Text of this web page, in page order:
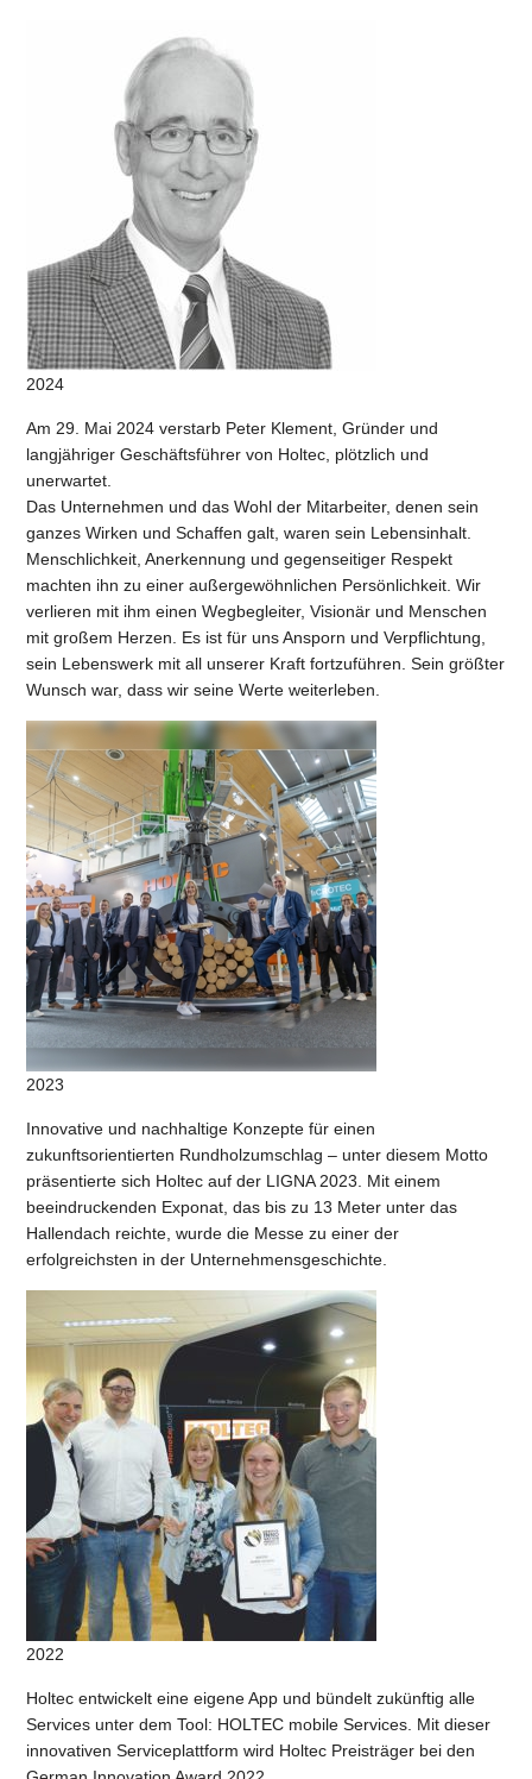
2024
Am 29. Mai 2024 verstarb Peter Klement, Gründer und
langjähriger Geschäftsführer von Holtec, plötzlich und
unerwartet.
Das Unternehmen und das Wohl der Mitarbeiter, denen sein
ganzes Wirken und Schaffen galt, waren sein Lebensinhalt.
Menschlichkeit, Anerkennung und gegenseitiger Respekt
machten ihn zu einer außergewöhnlichen Persönlichkeit. Wir
verlieren mit ihm einen Wegbegleiter, Visionär und Menschen
mit großem Herzen. Es ist für uns Ansporn und Verpflichtung,
sein Lebenswerk mit all unserer Kraft fortzuführen. Sein größter
Wunsch war, dass wir seine Werte weiterleben.
2023
Innovative und nachhaltige Konzepte für einen
zukunftsorientierten Rundholzumschlag – unter diesem Motto
präsentierte sich Holtec auf der LIGNA 2023. Mit einem
beeindruckenden Exponat, das bis zu 13 Meter unter das
Hallendach reichte, wurde die Messe zu einer der
erfolgreichsten in der Unternehmensgeschichte.
2022
Holtec entwickelt eine eigene App und bündelt zukünftig alle
Services unter dem Tool: HOLTEC mobile Services. Mit dieser
innovativen Serviceplattform wird Holtec Preisträger bei den